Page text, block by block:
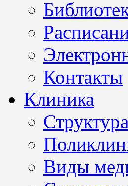
Контакты
Клиника
Виды